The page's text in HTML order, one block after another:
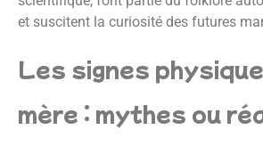
et suscitent la curiosité des futures
Les signes
mère : mythes ou